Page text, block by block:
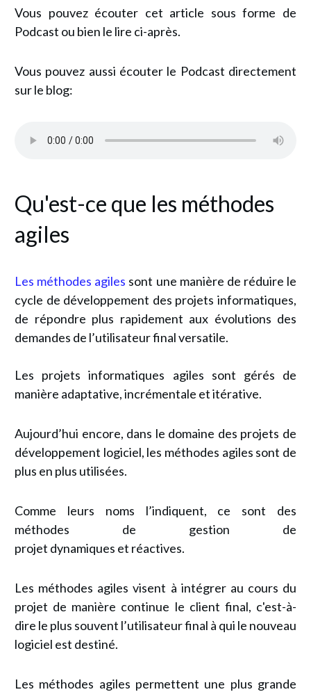
Vous pouvez écouter cet article sous forme de
Podcast ou bien le lire ci-après.
Vous pouvez aussi écouter le Podcast directement
sur le blog:
Qu'est-ce que les méthodes
agiles
Les méthodes agiles sont une manière de réduire le
cycle de développement des projets informatiques,
de répondre plus rapidement aux évolutions des
demandes de l’utilisateur final versatile.
Les projets informatiques agiles sont gérés de
manière adaptative, incrémentale et itérative.
Aujourd’hui encore, dans le domaine des projets de
développement logiciel, les méthodes agiles sont de
plus en plus utilisées.
Comme leurs noms l’indiquent, ce sont des
méthodes de gestion de
projet dynamiques et réactives.
Les méthodes agiles visent à intégrer au cours du
projet de manière continue le client final, c'est-à-
dire le plus souvent l’utilisateur final à qui le nouveau
logiciel est destiné.
Les méthodes agiles permettent une plus grande